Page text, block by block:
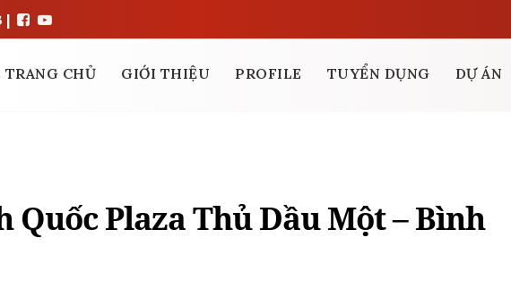
|
TRANG CHỦ GIỚI THIỆU PROFILE TUYỂN DỤNG DỰ ÁN
Quốc Plaza Thủ Dầu Một – Bình